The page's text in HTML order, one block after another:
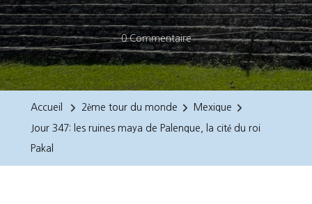
0 CommentaireSur
Jour
347:
Accueil 2ème tour du monde Mexique
Jour 347: les ruines maya de Palenque, la cité du roi
Pakal